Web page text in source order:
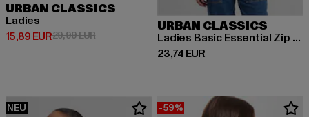
URBAN CLASSICS
Ladies
15,89 EUR
Derzeitiger Preis: 15,89 EUR
29,99 EURAktionspreis: 29,99 EUR
URBAN CLASSICS
Ladies Basic Essential Zip Hoody
23,74 EUR
Derzeitiger Preis: 23,74 EUR
NEU -59%